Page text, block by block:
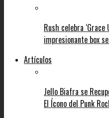
Rush celebra ‘Grace
impresionante box
Artículos
Jello Biafra se
El Ícono del Punk